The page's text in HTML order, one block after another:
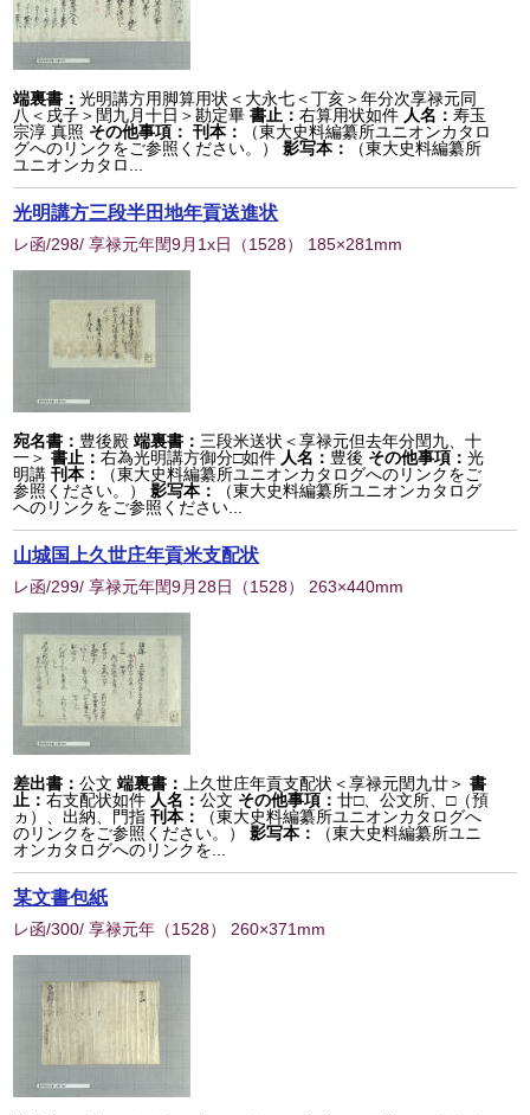
端裏書：光明講方用脚算用状＜大永七＜丁亥＞年分次享禄元同
八＜戌子＞閏九月十日＞勘定畢書止：右算用状如件 人名：寿玉
宗淳 真照 その他事項： 刊本：
（東大史料編纂所ユニオンカタロ
グへのリンクをご参照ください。）
影写本：
（東大史料編纂所
ユニオンカタロ...
光明講方三段半田地年貢送進状
レ函/298/ 享禄元年閏9月1x日 （1528） 185×281mm
宛名書： 豊後殿 端裏書： 三段米送状＜享禄元但去年分閏九、十
一＞書止：右為光明講方御分□如件 人名： 豊後 その他事項：光
明講刊本：
（東大史料編纂所ユニオンカタログへのリンクをご
参照ください。）
影写本：
（東大史料編纂所ユニオンカタログ
へのリンクをご参照ください...
山城国上久世庄年貢米支配状
レ函/299/ 享禄元年閏9月28日 （1528） 263×440mm
差出書：公文 端裏書： 上久世庄年貢支配状＜享禄元閏九廿＞書
止：右支配状如件 人名：公文 その他事項：廿□、公文所、□（預
ヵ）、出納、門指刊本：
（東大史料編纂所ユニオンカタログへ
のリンクをご参照ください。）
影写本：
（東大史料編纂所ユニ
オンカタログへのリンクを...
某文書包紙
レ函/300/ 享禄元年 （1528） 260×371mm